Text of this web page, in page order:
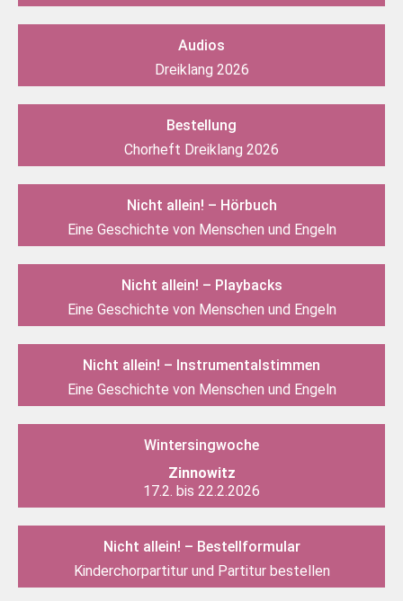
Audios
Dreiklang 2026
Bestellung
Chorheft Dreiklang 2026
Nicht allein! – Hörbuch
Eine Geschichte von Menschen und Engeln
Nicht allein! – Playbacks
Eine Geschichte von Menschen und Engeln
Nicht allein! – Instrumentalstimmen
Eine Geschichte von Menschen und Engeln
Wintersingwoche
Zinnowitz
17.2. bis 22.2.2026
Nicht allein! – Bestellformular
Kinderchorpartitur und Partitur bestellen